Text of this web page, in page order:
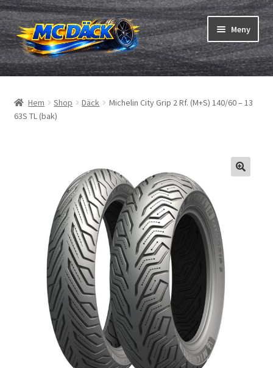
Hoppa
till
navigering
Hoppa
till
innehåll
Meny
Däck
Slangar & fälgband
Hem Shop Däck
Michelin City Grip 2 Rf. (M+S) 140/60 – 13
63S TL (bak)